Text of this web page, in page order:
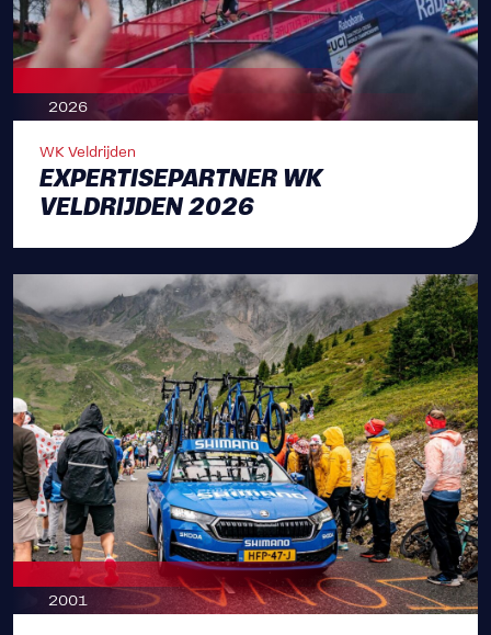
2026
WK Veldrijden
EXPERTISEPARTNER WK
VELDRIJDEN 2026
2001